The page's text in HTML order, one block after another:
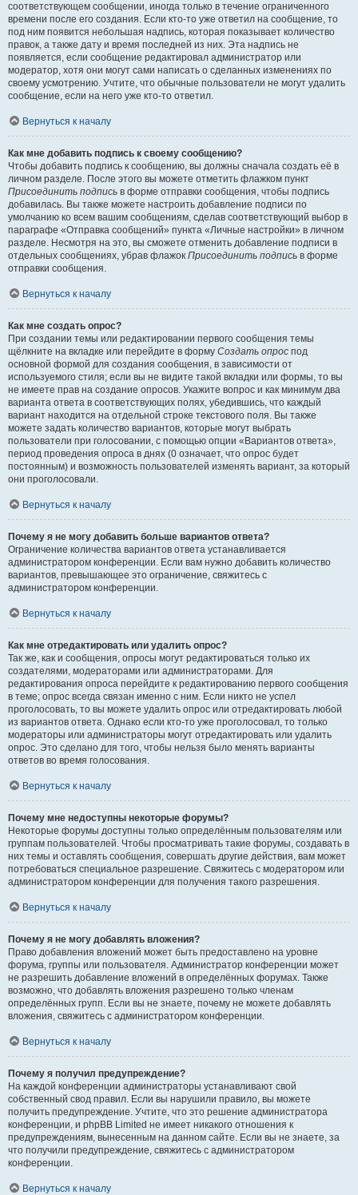
соответствующем сообщении, иногда только в течение ограниченного
времени после его создания. Если кто-то уже ответил на сообщение, то
под ним появится небольшая надпись, которая показывает количество
правок, а также дату и время последней из них. Эта надпись не
появляется, если сообщение редактировал администратор или
модератор, хотя они могут сами написать о сделанных изменениях по
своему усмотрению. Учтите, что обычные пользователи не могут удалить
сообщение, если на него уже кто-то ответил.
Вернуться к началу
Как мне добавить подпись к своему сообщению?
Чтобы добавить подпись к сообщению, вы должны сначала создать её в
личном разделе. После этого вы можете отметить флажком пункт
Присоединить подпись в форме отправки сообщения, чтобы подпись
добавилась. Вы также можете настроить добавление подписи по
умолчанию ко всем вашим сообщениям, сделав соответствующий выбор в
параграфе «Отправка сообщений» пункта «Личные настройки» в личном
разделе. Несмотря на это, вы сможете отменить добавление подписи в
отдельных сообщениях, убрав флажок Присоединить подпись в форме
отправки сообщения.
Вернуться к началу
Как мне создать опрос?
При создании темы или редактировании первого сообщения темы
щёлкните на вкладке или перейдите в форму Создать опрос под
основной формой для создания сообщения, в зависимости от
используемого стиля; если вы не видите такой вкладки или формы, то вы
не имеете прав на создание опросов. Укажите вопрос и как минимум два
варианта ответа в соответствующих полях, убедившись, что каждый
вариант находится на отдельной строке текстового поля. Вы также
можете задать количество вариантов, которые могут выбрать
пользователи при голосовании, с помощью опции «Вариантов ответа»,
период проведения опроса в днях (0 означает, что опрос будет
постоянным) и возможность пользователей изменять вариант, за который
они проголосовали.
Вернуться к началу
Почему я не могу добавить больше вариантов ответа?
Ограничение количества вариантов ответа устанавливается
администратором конференции. Если вам нужно добавить количество
вариантов, превышающее это ограничение, свяжитесь с
администратором конференции.
Вернуться к началу
Как мне отредактировать или удалить опрос?
Так же, как и сообщения, опросы могут редактироваться только их
создателями, модераторами или администраторами. Для
редактирования опроса перейдите к редактированию первого сообщения
в теме; опрос всегда связан именно с ним. Если никто не успел
проголосовать, то вы можете удалить опрос или отредактировать любой
из вариантов ответа. Однако если кто-то уже проголосовал, то только
модераторы или администраторы могут отредактировать или удалить
опрос. Это сделано для того, чтобы нельзя было менять варианты
ответов во время голосования.
Вернуться к началу
Почему мне недоступны некоторые форумы?
Некоторые форумы доступны только определённым пользователям или
группам пользователей. Чтобы просматривать такие форумы, создавать в
них темы и оставлять сообщения, совершать другие действия, вам может
потребоваться специальное разрешение. Свяжитесь с модератором или
администратором конференции для получения такого разрешения.
Вернуться к началу
Почему я не могу добавлять вложения?
Право добавления вложений может быть предоставлено на уровне
форума, группы или пользователя. Администратор конференции может
не разрешить добавление вложений в определённых форумах. Также
возможно, что добавлять вложения разрешено только членам
определённых групп. Если вы не знаете, почему не можете добавлять
вложения, свяжитесь с администратором конференции.
Вернуться к началу
Почему я получил предупреждение?
На каждой конференции администраторы устанавливают свой
собственный свод правил. Если вы нарушили правило, вы можете
получить предупреждение. Учтите, что это решение администратора
конференции, и phpBB Limited не имеет никакого отношения к
предупреждениям, вынесенным на данном сайте. Если вы не знаете, за
что получили предупреждение, свяжитесь с администратором
конференции.
Вернуться к началу